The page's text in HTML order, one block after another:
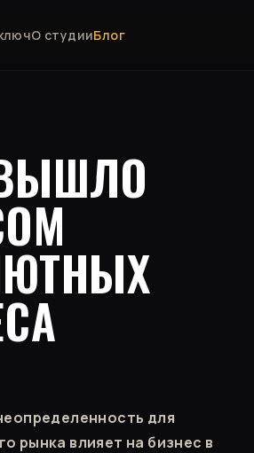
О студииБлог
ВЫШЛО
для
рынка влияет на бизнес в